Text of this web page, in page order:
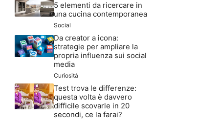
5 elementi da ricercare in
una cucina contemporanea
Social
Da creator a icona:
strategie per ampliare la
propria influenza sui social
media
Curiosità
Test trova le differenze:
questa volta è davvero
difficile scovarle in 20
secondi, ce la farai?